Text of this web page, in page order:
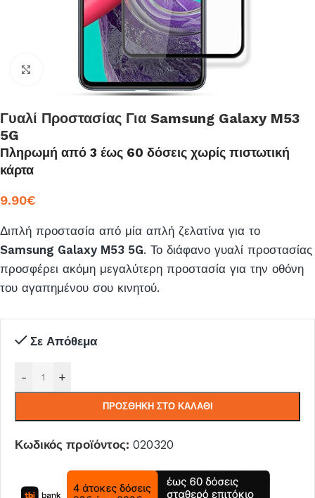
Click to enlarge
Γυαλί Προστασίας Για Samsung Galaxy M53
5G
Πληρωμή από 3 έως 60 δόσεις χωρίς πιστωτική
κάρτα
9.90€
Διπλή προστασία από μία απλή ζελατίνα για το
Samsung Galaxy Μ53 5G. Το διάφανο γυαλί προστασίας
προσφέρει ακόμη μεγαλύτερη προστασία για την οθόνη
του αγαπημένου σου κινητού.
Σε Απόθεμα
- +
ΠΡΟΣΘΉΚΗ ΣΤΟ ΚΑΛΆΘΙ
Κωδικός προϊόντος: 020320